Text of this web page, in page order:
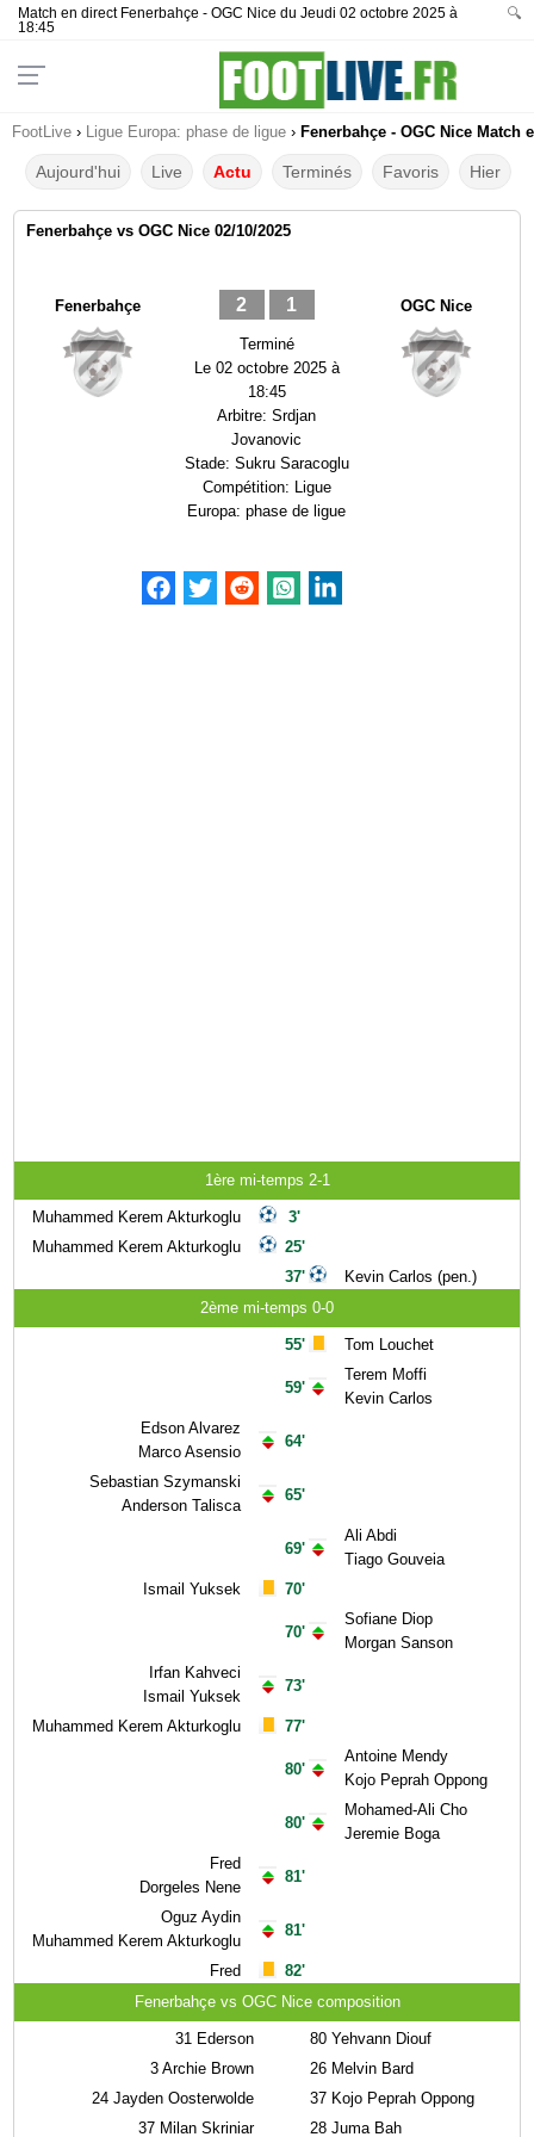
Match en direct Fenerbahçe - OGC Nice du Jeudi 02 octobre 2025 à
18:45
🔍
FootLive › Ligue Europa: phase de ligue › Fenerbahçe - OGC Nice Match
Aujourd'hui Live Actu Terminés Favoris Hier
Fenerbahçe vs OGC Nice 02/10/2025
Fenerbahçe 2 1
Terminé
Le 02 octobre 2025 à
18:45
Arbitre:Srdjan
Jovanovic
Stade: Sukru Saracoglu
Compétition: Ligue
Europa: phase de ligue
OGC Nice
1ère mi-temps 2-1
Muhammed Kerem Akturkoglu
Muhammed Kerem Akturkoglu
3'
25'
37'
Kevin Carlos (pen.)
2ème mi-temps 0-0
Edson Alvarez
Marco Asensio
Sebastian Szymanski
Anderson Talisca
Ismail Yuksek
Irfan Kahveci
Ismail Yuksek
Muhammed Kerem Akturkoglu
Fred
Dorgeles Nene
Oguz Aydin
Muhammed Kerem Akturkoglu
Fred
55'
59'
64'
65'
69'
70'
70'
73'
77'
80'
80'
81'
81'
82'
Tom Louchet
Terem Moffi
Kevin Carlos
Ali Abdi
Tiago Gouveia
Sofiane Diop
Morgan Sanson
Antoine Mendy
Kojo Peprah Oppong
Mohamed-Ali Cho
Jeremie Boga
Fenerbahçe vs OGC Nice composition
31 Ederson
3 Archie Brown
24 Jayden Oosterwolde
37 Milan Skriniar
80 Yehvann Diouf
26 Melvin Bard
37 Kojo Peprah Oppong
28 Juma Bah